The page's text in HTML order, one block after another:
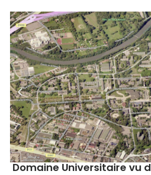
Centre Sportif Universitaire